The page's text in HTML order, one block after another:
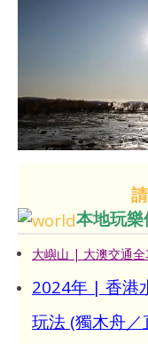
本地玩樂
大嶼山 | 大澳交通全
2024年 | 香港
玩法 (獨木舟